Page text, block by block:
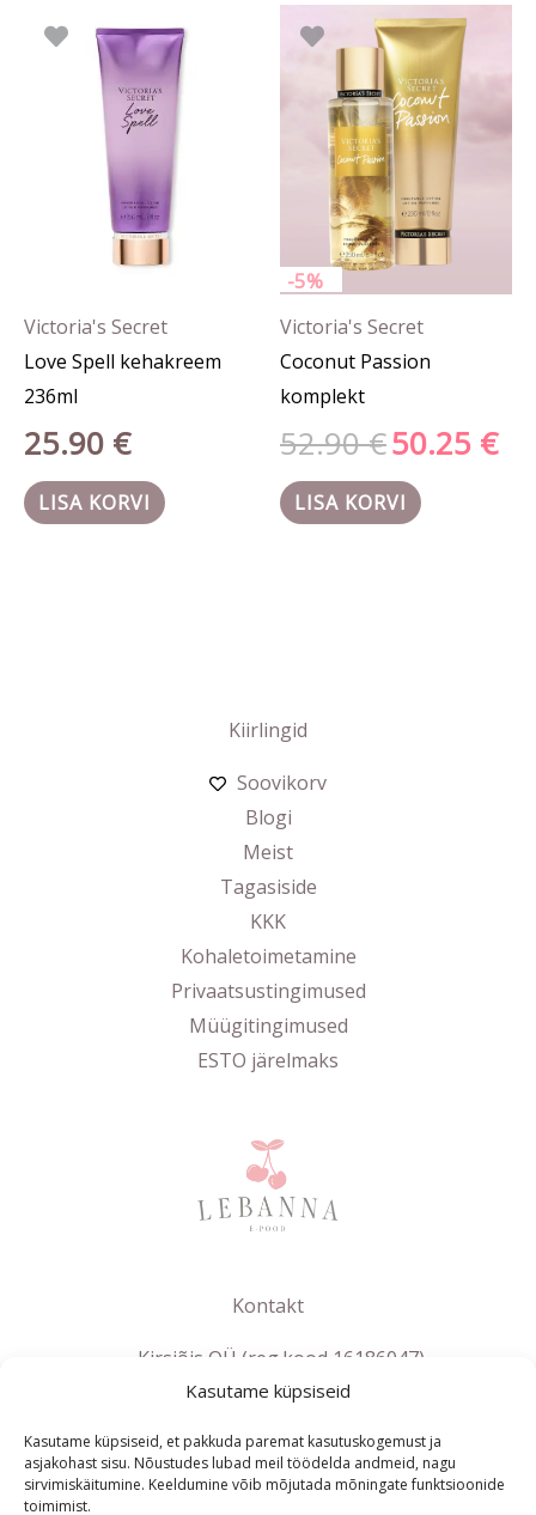
Kasutame küpsiseid
Kasutame küpsiseid, et pakkuda paremat kasutuskogemust ja
asjakohast sisu. Nõustudes lubad meil töödelda andmeid, nagu
sirvimiskäitumine. Keeldumine võib mõjutada mõningate funktsioonide
toimimist.
Victoria's Secret
Love Spell kehakreem
236ml
25.90 €
LISA KORVI
-5%
Victoria's Secret
Coconut Passion
komplekt
52.90€
Algne
hind
oli:
52.90 €.
50.25 €
LISA KORVI
Kontakt
Kirsiõis OÜ (reg.kood 16186047)
info@lebanna.ee
KMKR EE102658392
Kiirlingid
Soovikorv
Blogi
Meist
Tagasiside
KKK
Kohaletoimetamine
Privaatsustingimused
Müügitingimused
ESTO järelmaks